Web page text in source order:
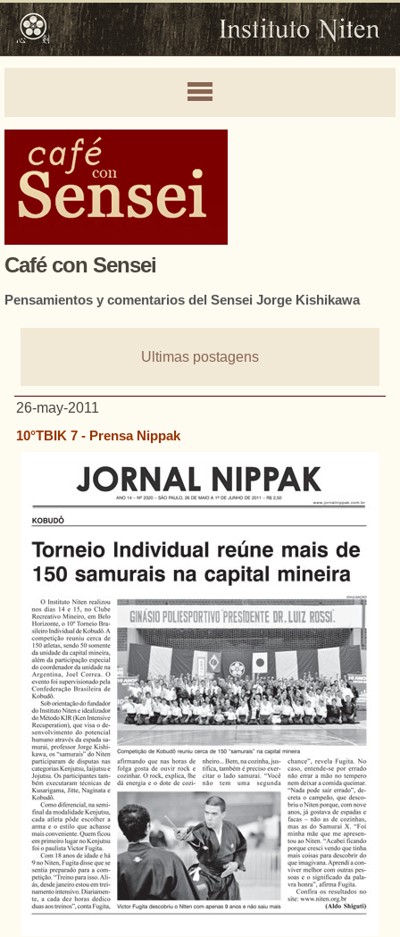
Café con Sensei
Pensamientos y comentarios del Sensei Jorge Kishikawa
Ultimas postagens
26-may-2011
10°TBIK 7 - Prensa Nippak